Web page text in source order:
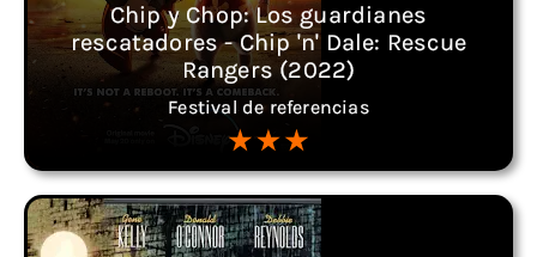
Chip y Chop: Los guardianes
rescatadores - Chip 'n' Dale: Rescue
Rangers (2022)
Festival de referencias